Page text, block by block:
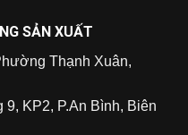
SẢN XUẤT
Thạnh Xuân,
KP2, P.An Bình, Biên